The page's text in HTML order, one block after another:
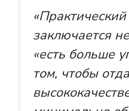
заключается
«есть больше
том, чтобы